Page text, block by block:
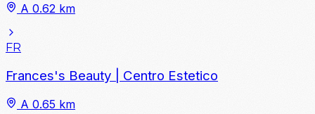
A 0.62 km
FR
Frances's Beauty | Centro Estetico
A 0.65 km